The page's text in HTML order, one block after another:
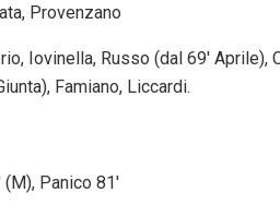
Provenzano
Iovinella, Russo (dal 69′ Aprile),
Famiano, Liccardi.
Panico 81′